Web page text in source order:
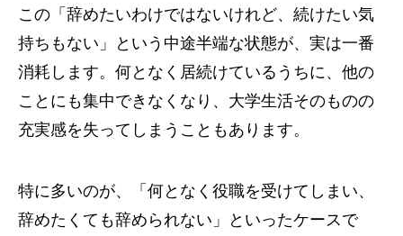
この「辞めたいわけではないけれど、続けたい気
持ちもない」という中途半端な状態が、実は一番
消耗します。何となく居続けているうちに、他の
ことにも集中できなくなり、大学生活そのものの
充実感を失ってしまうこともあります。
特に多いのが、「何となく役職を受けてしまい、
辞めたくても辞められない」といったケースで